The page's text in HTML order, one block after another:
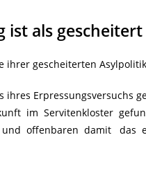
als
gescheiterten
Erpressungsversuchs
im Servitenkloster
offenbaren damit das